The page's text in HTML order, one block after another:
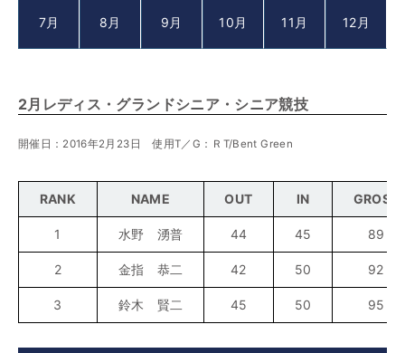
7月 8月 9月 10月 11月 12月
2月レディス・グランドシニア・シニア競技
開催日：2016年2月23日 使用T／G：ＲT/Bent Green
RANK NAME OUT IN GROSS
1 水野 湧普 44 45 89
2 金指 恭二 42 50 92
3 鈴木 賢二 45 50 95